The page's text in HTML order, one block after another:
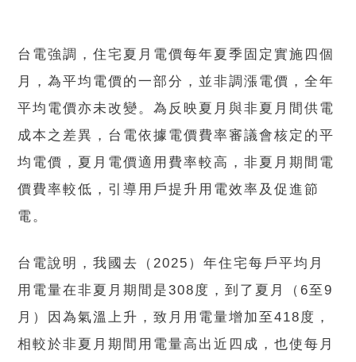
台電強調，住宅夏月電價每年夏季固定實施四個
月，為平均電價的一部分，並非調漲電價，全年
平均電價亦未改變。為反映夏月與非夏月間供電
成本之差異，台電依據電價費率審議會核定的平
均電價，夏月電價適用費率較高，非夏月期間電
價費率較低，引導用戶提升用電效率及促進節
電。
台電說明，我國去（2025）年住宅每戶平均月
用電量在非夏月期間是308度，到了夏月（6至9
月）因為氣溫上升，致月用電量增加至418度，
相較於非夏月期間用電量高出近四成，也使每月